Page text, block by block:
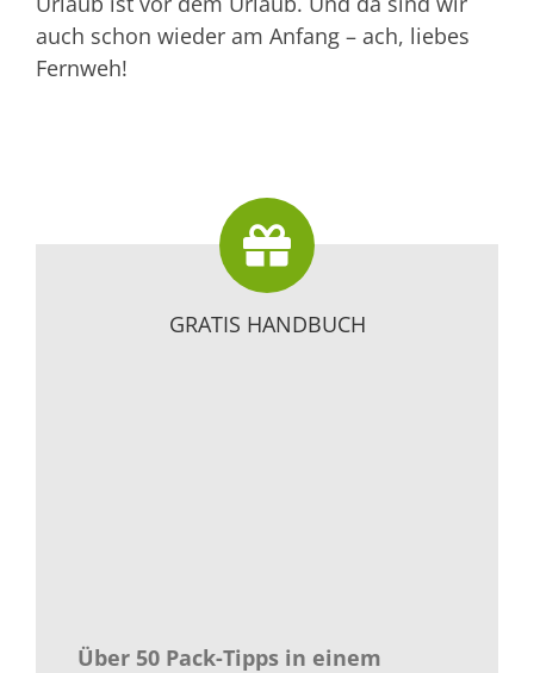
auch schon wieder am Anfang – ach, liebes
Fernweh!
GRATIS HANDBUCH
Über 50 Pack-Tipps in einem